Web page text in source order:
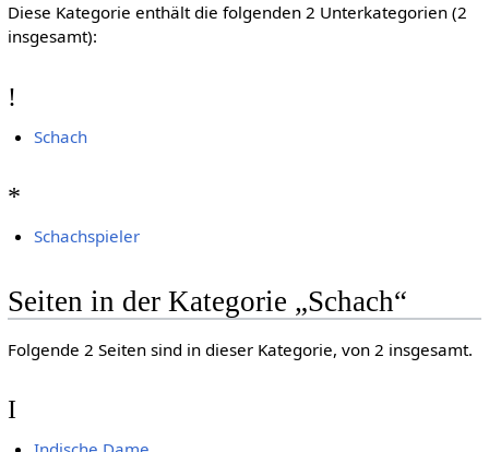
Diese Kategorie enthält die folgenden 2 Unterkategorien (2
insgesamt):
!
Schach
*
Schachspieler
Seiten in der Kategorie „Schach“
Folgende 2 Seiten sind in dieser Kategorie, von 2 insgesamt.
I